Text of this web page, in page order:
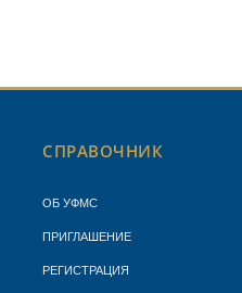
СПРАВОЧНИК
ОБ УФМС
ПРИГЛАШЕНИЕ
РЕГИСТРАЦИЯ